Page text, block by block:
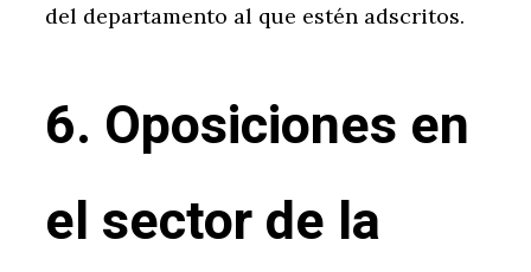
del departamento al que estén adscritos.
6. Oposiciones en
el sector de la